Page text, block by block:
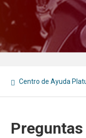
Centro de Ayuda